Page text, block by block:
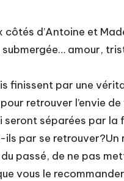
d’Antoine et
amour,
finissent par une
retrouver l’envie
seront séparées par la
par se
passé, de ne pas
vous le